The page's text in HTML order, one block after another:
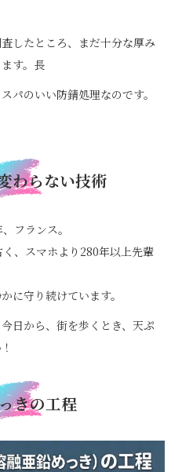
したところ、まだ十分な厚み
す。長
パのいい防錆処理なのです。
わらない技術
フランス。
、スマホより280年以上先輩
に守り続けています。
日から、街を歩くとき、天ぷ
きの工程